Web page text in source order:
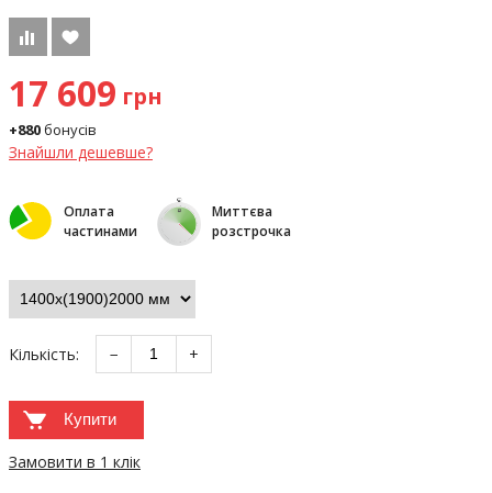
17 609 грн
+880бонусів
Знайшли дешевше?
Оплата
частинами
Миттєва
розстрочка
Кількість: − +
Купити
Замовити в 1 клік